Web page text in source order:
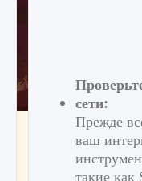
Как приручить
игре Creatures of
9 августа 2024
сети:
Прежде
ваш
такие как